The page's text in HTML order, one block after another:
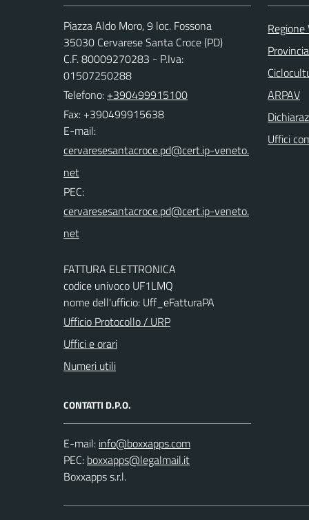
Piazza Aldo Moro, 9 loc. Fossona
35030 Cervarese Santa Croce (PD)
C.F. 80009270283 - P.Iva:
01507250288
Telefono: +390499915100
Fax: +390499915638
E-mail:
PEC:
FATTURA ELETTRONICA
codice univoco UF1LMQ
nome dell'ufficio: Uff_eFatturaPA
Ufficio Protocollo / URP
Uffici e orari
Numeri utili
CONTATTI D.P.O.
E-mail:
PEC:
Boxxapps s.r.l.
ARPAV
Uffici